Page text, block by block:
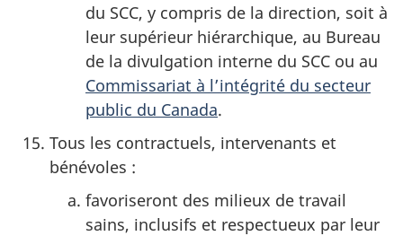
du SCC, y compris de la direction, soit à
leur supérieur hiérarchique, au Bureau
de la divulgation interne du SCC ou au
Commissariat à l’intégrité du secteur
public du Canada.
Tous les contractuels, intervenants et
bénévoles :
favoriseront des milieux de travail
sains, inclusifs et respectueux par leur